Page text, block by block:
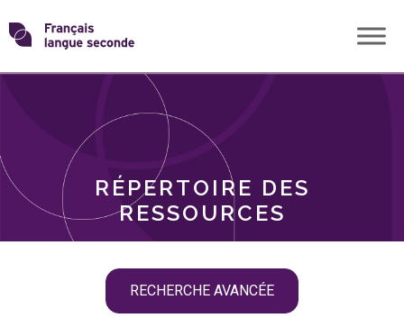
Skip
toTransformons
langue
RÉPERTOIRE DES
RESSOURCES
RECHERCHE AVANCÉE
THÈMES